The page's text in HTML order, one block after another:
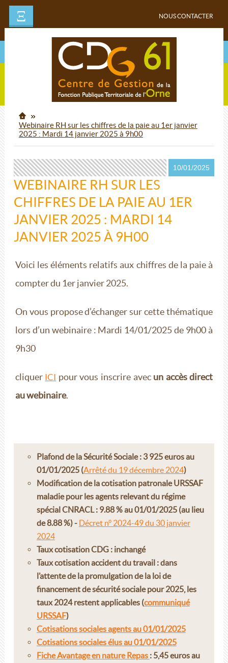
Ξ NOUS CONTACTER
Webinaire RH sur les chiffres de la paie au 1er janvier
2025 : Mardi 14 janvier 2025 à 9h00
10/01/2025
WEBINAIRE RH SUR LES
CHIFFRES DE LA PAIE AU 1ER
JANVIER 2025 : MARDI 14
JANVIER 2025 À 9H00
Voici les éléments relatifs aux chiffres de la paie à
compter du 1er janvier 2025.
On vous propose d’échanger sur cette thématique
lors d’un webinaire : Mardi 14/01/2025 de 9h00 à
9h30
cliquer ICI pour vous inscrire avec un accès direct
au webinaire.
Plafond de la Sécurité Sociale : 3 925 euros au
01/01/2025 (Arrêté du 19 décembre 2024)
Modification de la cotisation patronale URSSAF
maladie pour les agents relevant du régime
spécial CNRACL : 9.88 % au 01/01/2025 (au lieu
de 8.88 %) - Décret n° 2024-49 du 30 janvier
2024
Taux cotisation CDG : inchangé
Taux cotisation accident du travail : dans
l’attente de la promulgation de la loi de
financement de sécurité sociale pour 2025, les
taux 2024 restent applicables (communiqué
URSSAF)
Cotisations sociales agents au 01/01/2025
Cotisations sociales élus au 01/01/2025
Fiche Avantage en nature Repas : 5,45 euros au